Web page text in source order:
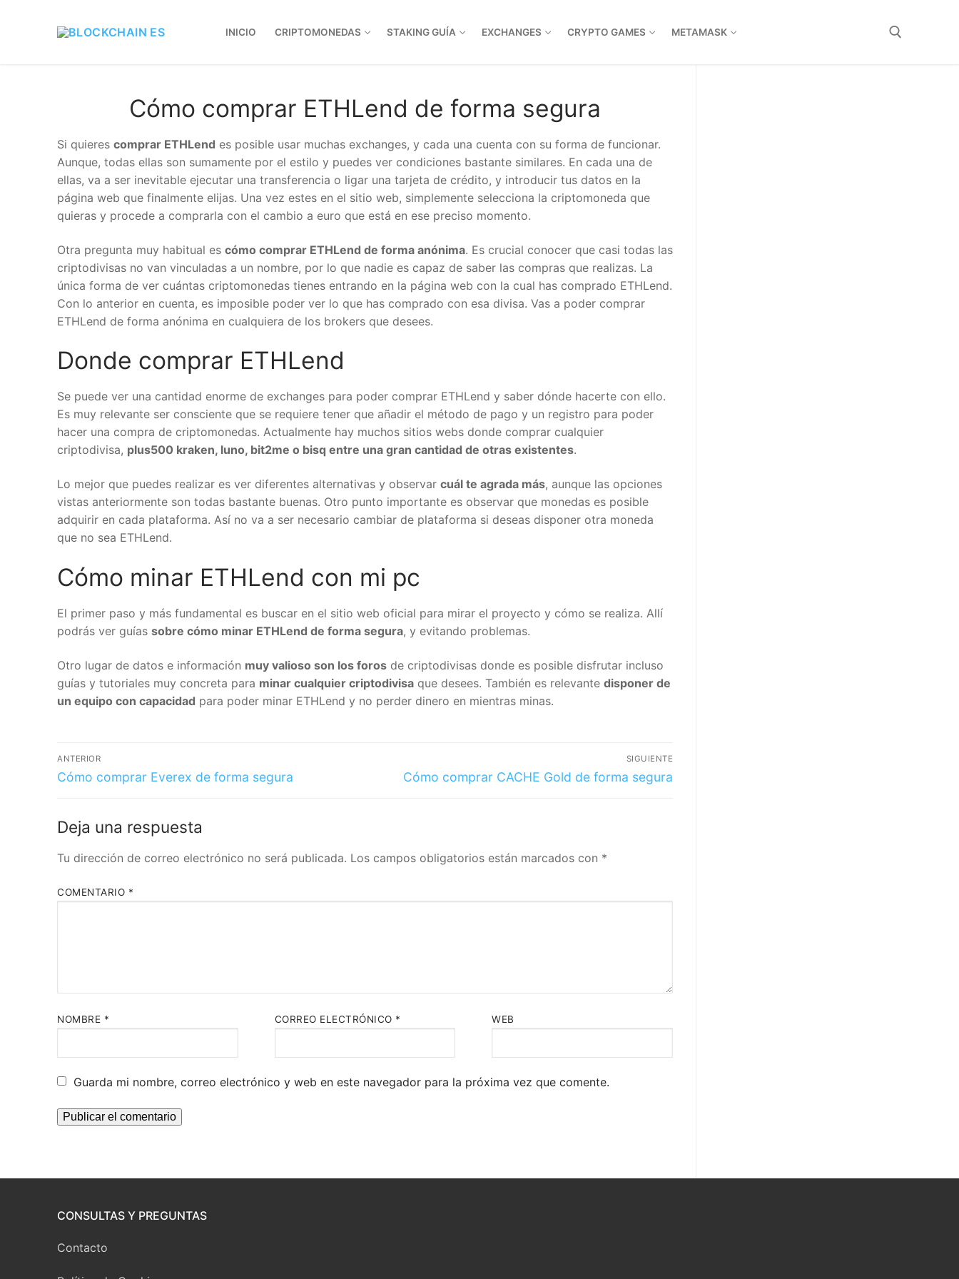
INICIO CRIPTOMONEDAS STAKING GUÍA EXCHANGES CRYPTO GAMES METAMASK
Cómo comprar ETHLend de forma segura
Si quieres comprar ETHLend es posible usar muchas exchanges, y cada una cuenta con su forma de funcionar.
Aunque, todas ellas son sumamente por el estilo y puedes ver condiciones bastante similares. En cada una de
ellas, va a ser inevitable ejecutar una transferencia o ligar una tarjeta de crédito, y introducir tus datos en la
página web que finalmente elijas. Una vez estes en el sitio web, simplemente selecciona la criptomoneda que
quieras y procede a comprarla con el cambio a euro que está en ese preciso momento.
Otra pregunta muy habitual es cómo comprar ETHLend de forma anónima. Es crucial conocer que casi todas las
criptodivisas no van vinculadas a un nombre, por lo que nadie es capaz de saber las compras que realizas. La
única forma de ver cuántas criptomonedas tienes entrando en la página web con la cual has comprado ETHLend.
Con lo anterior en cuenta, es imposible poder ver lo que has comprado con esa divisa. Vas a poder comprar
ETHLend de forma anónima en cualquiera de los brokers que desees.
Donde comprar ETHLend
Se puede ver una cantidad enorme de exchanges para poder comprar ETHLend y saber dónde hacerte con ello.
Es muy relevante ser consciente que se requiere tener que añadir el método de pago y un registro para poder
hacer una compra de criptomonedas. Actualmente hay muchos sitios webs donde comprar cualquier
criptodivisa, plus500 kraken, luno, bit2me o bisq entre una gran cantidad de otras existentes.
Lo mejor que puedes realizar es ver diferentes alternativas y observar cuál te agrada más, aunque las opciones
vistas anteriormente son todas bastante buenas. Otro punto importante es observar que monedas es posible
adquirir en cada plataforma. Así no va a ser necesario cambiar de plataforma si deseas disponer otra moneda
que no sea ETHLend.
Cómo minar ETHLend con mi pc
El primer paso y más fundamental es buscar en el sitio web oficial para mirar el proyecto y cómo se realiza. Allí
podrás ver guías sobre cómo minar ETHLend de forma segura, y evitando problemas.
Otro lugar de datos e información muy valioso son los foros de criptodivisas donde es posible disfrutar incluso
guías y tutoriales muy concreta para minar cualquier criptodivisa que desees. También es relevante disponer de
un equipo con capacidad para poder minar ETHLend y no perder dinero en mientras minas.
ANTERIOR
Cómo comprar Everex de forma segura
SIGUIENTE
Cómo comprar CACHE Gold de forma segura
Deja una respuesta
Tu dirección de correo electrónico no será publicada. Los campos obligatorios están marcados con *
COMENTARIO *
NOMBRE * CORREO ELECTRÓNICO * WEB
Guarda mi nombre, correo electrónico y web en este navegador para la próxima vez que comente.
CONSULTAS Y PREGUNTAS
Contacto